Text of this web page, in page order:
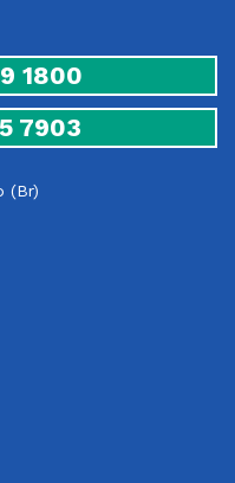
1800
7903
(Br)